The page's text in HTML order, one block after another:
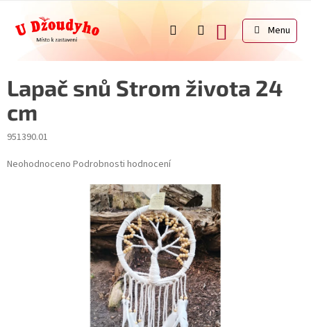
obsah
NÁKUPNÍ
KOŠÍK
Lapač snů Strom života 24
cm
951390.01
Průměrné
Neohodnoceno Podrobnosti hodnocení